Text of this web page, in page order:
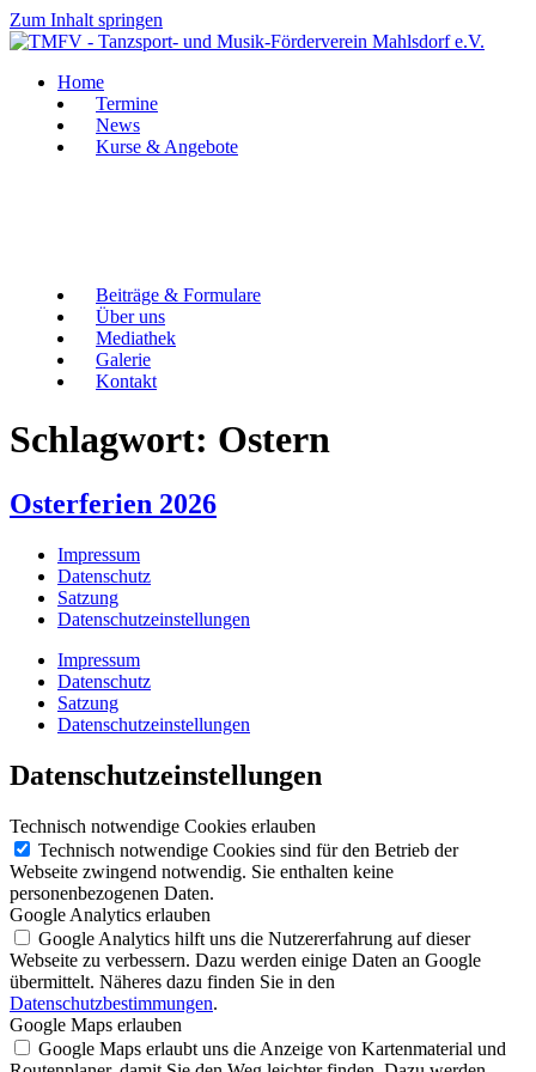
Zum Inhalt springen
Home
Termine
News
Kurse & Angebote
Beiträge & Formulare
Über uns
Mediathek
Galerie
Kontakt
Schlagwort: Ostern
Osterferien 2026
Impressum
Datenschutz
Satzung
Datenschutzeinstellungen
Impressum
Datenschutz
Satzung
Datenschutzeinstellungen
Datenschutzeinstellungen
Technisch notwendige Cookies erlauben
Technisch notwendige Cookies sind für den Betrieb der
Webseite zwingend notwendig. Sie enthalten keine
personenbezogenen Daten.
Google Analytics erlauben
Google Analytics hilft uns die Nutzererfahrung auf dieser
Webseite zu verbessern. Dazu werden einige Daten an Google
übermittelt. Näheres dazu finden Sie in den
Datenschutzbestimmungen.
Google Maps erlauben
Google Maps erlaubt uns die Anzeige von Kartenmaterial und